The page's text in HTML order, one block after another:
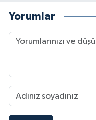
Yorumlar